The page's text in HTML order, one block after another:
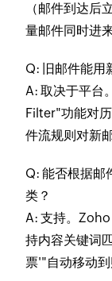
（邮件到达后
量邮件同时进
Q: 旧邮件能用
A: 取决于平台
Filter"功能对
件流规则对新
Q: 能否根据邮
类？
A: 支持。
持内容关键词
票'"自动移动到